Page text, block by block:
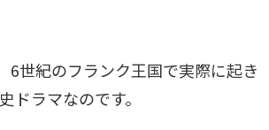
6世紀のフランク王国で実際に起き
ラマなのです。